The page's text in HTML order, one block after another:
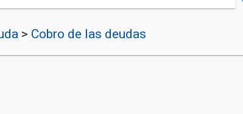
> Cobro de las deudas